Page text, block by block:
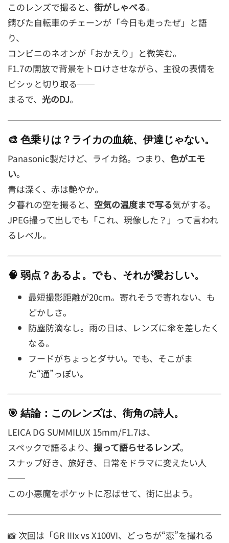
このレンズで撮ると、 街がしゃべる。
錆びた自転車のチェーンが「今日も走ったぜ」と語
り、
コンビニのネオンが「おかえり」と微笑む。
F1.7の開放で背景をトロけさせながら、主役の表情を
ビシッと切り取る──
まるで、 光のDJ。
🎨 色乗りは？ライカの血統、伊達じゃない。
Panasonic製だけど、ライカ銘。つまり、 色がエモ
い。
青は深く、赤は艶やか。
夕暮れの空を撮ると、 空気の温度まで写る気がする。
JPEG撮って出しでも「これ、現像した？」って言われ
るレベル。
🧠 弱点？あるよ。でも、それが愛おしい。
最短撮影距離が20cm。寄れそうで寄れない、も
どかしさ。
防塵防滴なし。雨の日は、レンズに傘を差したく
なる。
フードがちょっとダサい。でも、そこがま
た“通”っぽい。
🎯 結論：このレンズは、 街角の詩人。
LEICA DG SUMMILUX 15mm/F1.7は、
スペックで語るより、 撮って語らせるレンズ。
スナップ好き、旅好き、日常をドラマに変えたい人
──
この小悪魔をポケットに忍ばせて、街に出よう。
📸 次回は「GR IIIx vs X100VI、どっちが“恋”を撮れる